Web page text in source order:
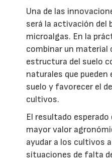
Una de las
será la activación del
microalgas. En la
combinar un material
estructura del suelo
naturales que pueden
suelo y favorecer el
cultivos.
El resultado
mayor valor
ayudar a los cultivos
situaciones de falta